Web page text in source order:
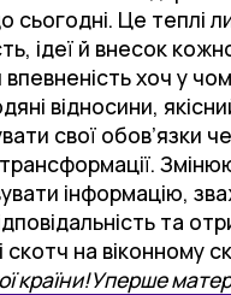
сьогодні. Це теплі
ідеї й внесок
хоч у
відносини,
свої обов’язки
інформацію,
та
на віконному
країни!Уперше